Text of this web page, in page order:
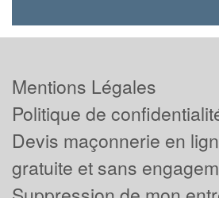
Mentions Légales
Politique de
Devis maçonnerie en
gratuite et sans